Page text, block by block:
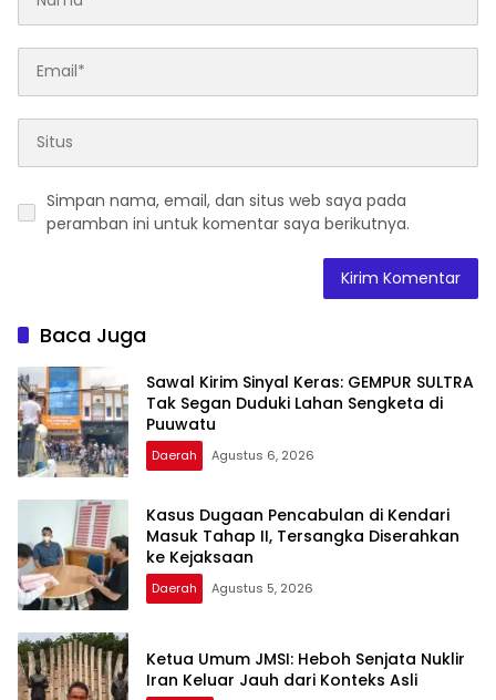
Simpan nama, email, dan situs web saya pada
peramban ini untuk komentar saya berikutnya.
Baca Juga
Sawal Kirim Sinyal Keras: GEMPUR SULTRA
Tak Segan Duduki Lahan Sengketa di
Puuwatu
Daerah Agustus 6, 2026
Kasus Dugaan Pencabulan di Kendari
Masuk Tahap II, Tersangka Diserahkan
ke Kejaksaan
Daerah Agustus 5, 2026
Ketua Umum JMSI: Heboh Senjata Nuklir
Iran Keluar Jauh dari Konteks Asli